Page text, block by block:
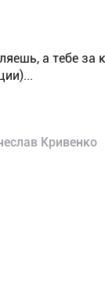
а тебе за
Кривенко